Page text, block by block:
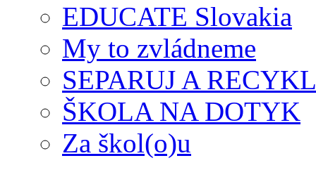
EDUCATE Slovakia
My to zvládneme
SEPARUJ A
ŠKOLA NA DOTYK
Za škol(o)u